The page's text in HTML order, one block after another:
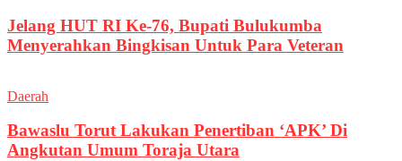
Jelang HUT RI Ke-76, Bupati Bulukumba
Menyerahkan Bingkisan Untuk Para Veteran
Daerah
Bawaslu Torut Lakukan Penertiban ‘APK’ Di
Angkutan Umum Toraja Utara